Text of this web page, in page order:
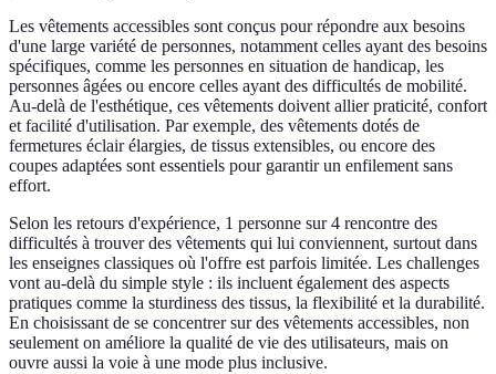
Les vêtements accessibles sont conçus pour répondre aux besoins
d'une large variété de personnes, notamment celles ayant des besoins
spécifiques, comme les personnes en situation de handicap, les
personnes âgées ou encore celles ayant des difficultés de mobilité.
Au-delà de l'esthétique, ces vêtements doivent allier praticité, confort
et facilité d'utilisation. Par exemple, des vêtements dotés de
fermetures éclair élargies, de tissus extensibles, ou encore des
coupes adaptées sont essentiels pour garantir un enfilement sans
effort.
Selon les retours d'expérience, 1 personne sur 4 rencontre des
difficultés à trouver des vêtements qui lui conviennent, surtout dans
les enseignes classiques où l'offre est parfois limitée. Les challenges
vont au-delà du simple style : ils incluent également des aspects
pratiques comme la sturdiness des tissus, la flexibilité et la durabilité.
En choisissant de se concentrer sur des vêtements accessibles, non
seulement on améliore la qualité de vie des utilisateurs, mais on
ouvre aussi la voie à une mode plus inclusive.